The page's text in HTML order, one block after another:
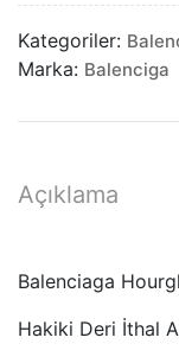
adet
Kategoriler:
Marka: Balenciga
Açıklama
Balenciaga
Hakiki Deri İthal